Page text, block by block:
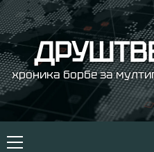
Skip
to
content
хроника борбе за
Primary